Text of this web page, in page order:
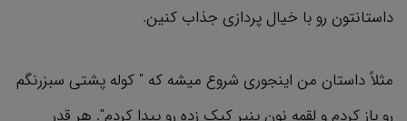
داستانتون رو با خیال پردازی جذاب کنین.
مثلاً داستان من اینجوری شروع میشه که " کوله پشتی سبزرنگم
رو باز کردم و لقمه نون پنیر کپک زده رو پیدا کردم". هر قدر